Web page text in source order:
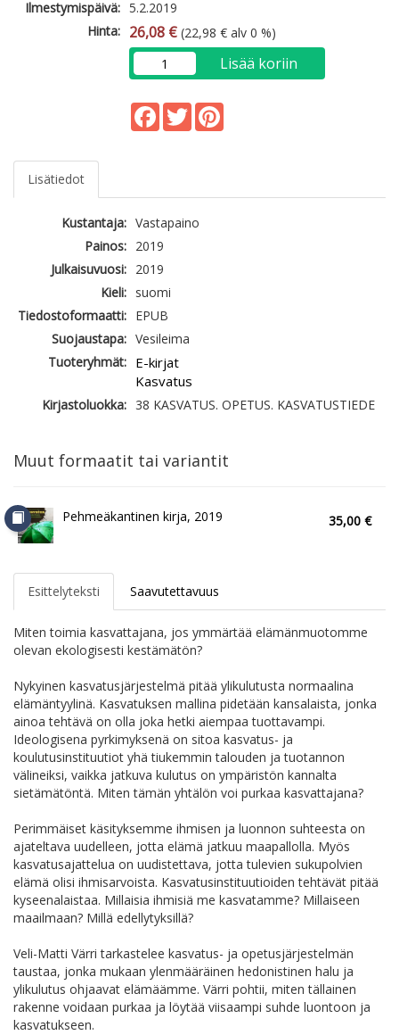
Ilmestymispäivä: 5.2.2019
Hinta: 26,08 € (22,98 € alv 0 %)
Lisää koriin
Facebook
Twitter
Lisätiedot
Kustantaja: Vastapaino
Painos: 2019
Julkaisuvuosi: 2019
Kieli: suomi
Tiedostoformaatti: EPUB
Suojaustapa: Vesileima
Tuoteryhmät: E-kirjat
Kasvatus
Kirjastoluokka: 38 KASVATUS. OPETUS. KASVATUSTIEDE
Muut formaatit tai variantit
Pehmeäkantinen kirja, 2019 35,00 €
Esittelyteksti Saavutettavuus
Miten toimia kasvattajana, jos ymmärtää elämänmuotomme
olevan ekologisesti kestämätön?
Nykyinen kasvatusjärjestelmä pitää ylikulutusta normaalina
elämäntyylinä. Kasvatuksen mallina pidetään kansalaista, jonka
ainoa tehtävä on olla joka hetki aiempaa tuottavampi.
Ideologisena pyrkimyksenä on sitoa kasvatus- ja
koulutusinstituutiot yhä tiukemmin talouden ja tuotannon
välineiksi, vaikka jatkuva kulutus on ympäristön kannalta
sietämätöntä. Miten tämän yhtälön voi purkaa kasvattajana?
Perimmäiset käsityksemme ihmisen ja luonnon suhteesta on
ajateltava uudelleen, jotta elämä jatkuu maapallolla. Myös
kasvatusajattelua on uudistettava, jotta tulevien sukupolvien
elämä olisi ihmisarvoista. Kasvatusinstituutioiden tehtävät pitää
kyseenalaistaa. Millaisia ihmisiä me kasvatamme? Millaiseen
maailmaan? Millä edellytyksillä?
Veli-Matti Värri tarkastelee kasvatus- ja opetusjärjestelmän
taustaa, jonka mukaan ylenmääräinen hedonistinen halu ja
ylikulutus ohjaavat elämäämme. Värri pohtii, miten tällainen
rakenne voidaan purkaa ja löytää viisaampi suhde luontoon ja
kasvatukseen.